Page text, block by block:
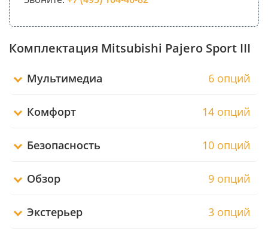
Комплектация Mitsubishi Pajero Sport III
Мультимедиа 6 опций
Комфорт 14 опций
Безопасность 10 опций
Обзор 9 опций
Экстерьер 3 опций